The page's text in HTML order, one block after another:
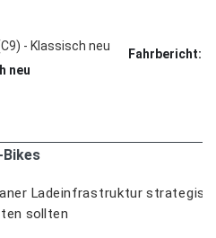
Fahrbericht:
neu
Bikes